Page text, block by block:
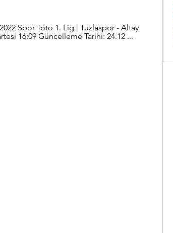
Spor Toto 1. Lig | Tuzlaspor - Altay
16:09 Güncelleme Tarihi: 24.12 ...